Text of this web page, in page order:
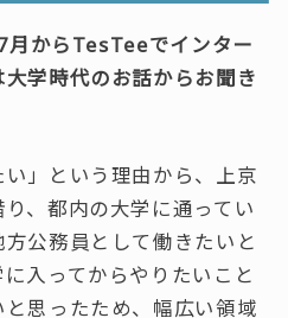
からTesTeeでインター
学時代のお話からお聞き
い」という理由から、上京
、都内の大学に通ってい
公務員として働きたいと
入ってからやりたいこと
思ったため、幅広い領域